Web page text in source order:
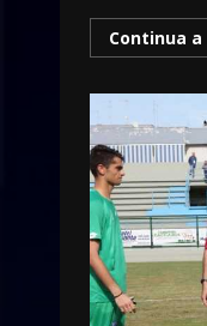
Continua